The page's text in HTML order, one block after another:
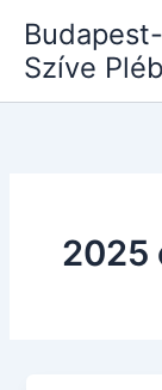
contentSzíve
2025